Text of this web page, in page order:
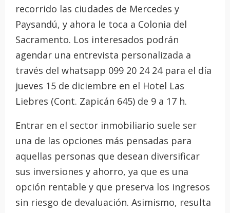
recorrido las ciudades de Mercedes y
Paysandú, y ahora le toca a Colonia del
Sacramento. Los interesados podrán
agendar una entrevista personalizada a
través del whatsapp 099 20 24 24 para el día
jueves 15 de diciembre en el Hotel Las
Liebres (Cont. Zapicán 645) de 9 a 17 h.
Entrar en el sector inmobiliario suele ser
una de las opciones más pensadas para
aquellas personas que desean diversificar
sus inversiones y ahorro, ya que es una
opción rentable y que preserva los ingresos
sin riesgo de devaluación. Asimismo, resulta